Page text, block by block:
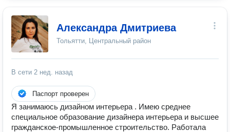
Александра Дмитриева
Тольятти, Центральный район
В сети 2 нед. назад
Паспорт проверен
Я занимаюсь дизайном интерьера . Имею среднее
специальное образование дизайнера интерьера и высшее
гражданское-промышленное строительство. Работала